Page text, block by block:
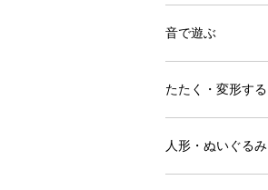
音で遊ぶ
たたく・変形する
人形・ぬいぐるみ